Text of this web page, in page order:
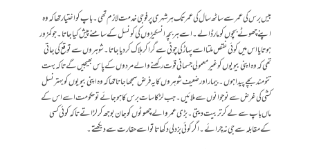
بیس برس کی عمر سے ساٹھ سال کی عمر تک ہر شہری پر فوجی خدمت لازم تھی ۔ باپ کو اختیار تھا کہ وہ
اپنے چھوٹے بچوں کو مار ڈالے۔ اسے ہر بچہ انسکیڑوں کی کونسل کے سامنے پیش کیا جاتا ۔ جو کمزور
ہوتا یا اس میں کوئی نقص ملتا اسے پہاڑ کی چوٹی سے گرا کر ہلاک کر دیا جاتا ۔ شوہروں سے توقع کی جاتی
تھی کہ وہ اپنی بیویوں کو غیر معمولی جسمانی قوت رکھنے والے مردوں کے پاس بھیجیں گے تاکہ بہت
تنو مند بچے پیدا ہوں ۔ بیمار اور ضعیف شوہروں کا یہ فرض سمجھا جاتا تھا کہ وہ اپنی بیویوں کو بہتر نسل
کشی کی غرض سے نوجوانوں سے ملائیں ۔ جب لڑکا سات برس کا ہو جائے تو حکومت اسے اس کے
ماں باپ سے لے کر تربیت دیتی ۔ بڑی عمر والے چھوٹوں کو جان بوجھ کر لڑاتے تاکہ کوئی کسی
کے مقابلہ سے جی نہ چرائے ۔ اگر کوئی بزدلی دکھاتا تو اسے حقارت سے دیکھتے۔